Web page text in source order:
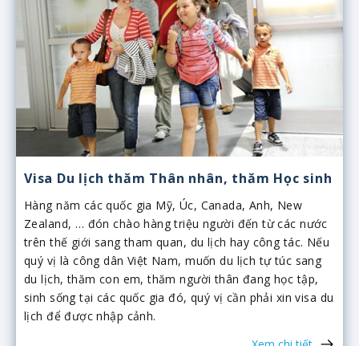
Visa Du lịch thăm Thân nhân, thăm Học sinh
Hàng năm các quốc gia Mỹ, Úc, Canada, Anh, New
Zealand, … đón chào hàng triệu người đến từ các nước
trên thế giới sang tham quan, du lịch hay công tác. Nếu
quý vị là công dân Việt Nam, muốn du lịch tự túc sang
du lịch, thăm con em, thăm người thân đang học tập,
sinh sống tại các quốc gia đó, quý vị cần phải xin visa du
lịch để được nhập cảnh.